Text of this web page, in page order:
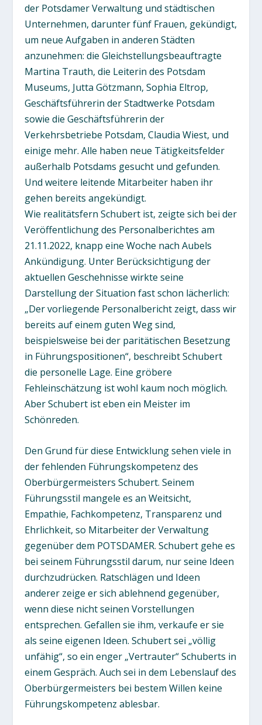
der Potsdamer Verwaltung und städtischen
Unternehmen, darunter fünf Frauen, gekündigt,
um neue Aufgaben in anderen Städten
anzunehmen: die Gleichstellungsbeauftragte
Martina Trauth, die Leiterin des Potsdam
Museums, Jutta Götzmann, Sophia Eltrop,
Geschäftsführerin der Stadtwerke Potsdam
sowie die Geschäftsführerin der
Verkehrsbetriebe Potsdam, Claudia Wiest, und
einige mehr. Alle haben neue Tätigkeitsfelder
außerhalb Potsdams gesucht und gefunden.
Und weitere leitende Mitarbeiter haben ihr
gehen bereits angekündigt.
Wie realitätsfern Schubert ist, zeigte sich bei der
Veröffentlichung des Personalberichtes am
21.11.2022, knapp eine Woche nach Aubels
Ankündigung. Unter Berücksichtigung der
aktuellen Geschehnisse wirkte seine
Darstellung der Situation fast schon lächerlich:
„Der vorliegende Personalbericht zeigt, dass wir
bereits auf einem guten Weg sind,
beispielsweise bei der paritätischen Besetzung
in Führungspositionen“, beschreibt Schubert
die personelle Lage. Eine gröbere
Fehleinschätzung ist wohl kaum noch möglich.
Aber Schubert ist eben ein Meister im
Schönreden.
Den Grund für diese Entwicklung sehen viele in
der fehlenden Führungskompetenz des
Oberbürgermeisters Schubert. Seinem
Führungsstil mangele es an Weitsicht,
Empathie, Fachkompetenz, Transparenz und
Ehrlichkeit, so Mitarbeiter der Verwaltung
gegenüber dem POTSDAMER. Schubert gehe es
bei seinem Führungsstil darum, nur seine Ideen
durchzudrücken. Ratschlägen und Ideen
anderer zeige er sich ablehnend gegenüber,
wenn diese nicht seinen Vorstellungen
entsprechen. Gefallen sie ihm, verkaufe er sie
als seine eigenen Ideen. Schubert sei „völlig
unfähig“, so ein enger „Vertrauter“ Schuberts in
einem Gespräch. Auch sei in dem Lebenslauf des
Oberbürgermeisters bei bestem Willen keine
Führungskompetenz ablesbar.